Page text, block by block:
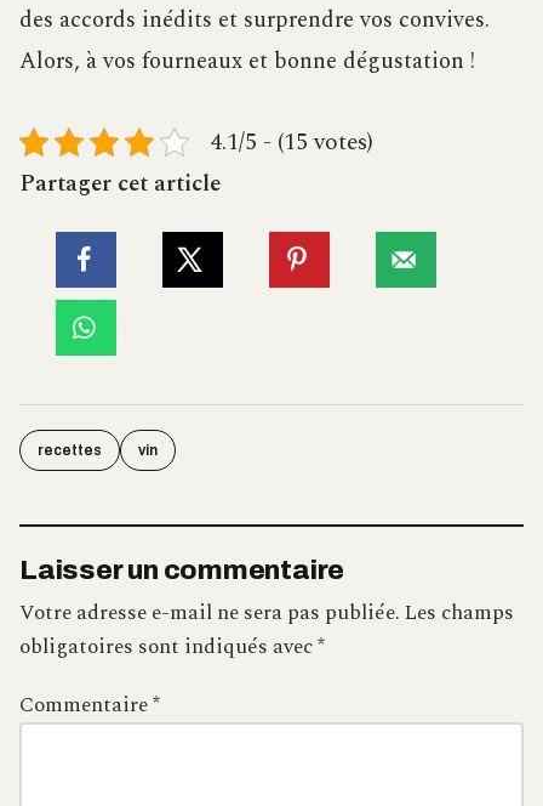
des accords inédits et surprendre vos convives.
Alors, à vos fourneaux et bonne dégustation !
4.1/5 - (15 votes)
Partager cet article
recettes vin
Laisser un commentaire
Votre adresse e-mail ne sera pas publiée.Les champs
obligatoires sont indiqués avec*
Commentaire*